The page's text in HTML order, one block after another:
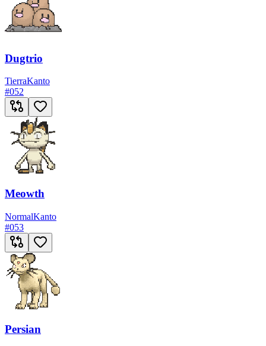
Dugtrio
TierraKanto
#052
Meowth
NormalKanto
#053
Persian